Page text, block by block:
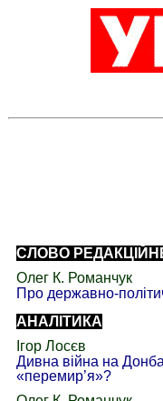
СЛОВО
Олег К. Романчук
Про державно-
АНАЛІТИКА
Ігор Лосєв
Дивна війна на
«перемир’я»?